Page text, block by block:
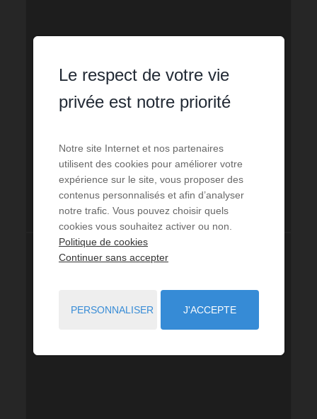
Le respect de votre vie
privée est notre priorité
Notre site Internet et nos partenaires
utilisent des cookies pour améliorer votre
expérience sur le site, vous proposer des
contenus personnalisés et afin d’analyser
notre trafic. Vous pouvez choisir quels
cookies vous souhaitez activer ou non.
Politique de cookies
Continuer sans accepter
PERSONNALISER J'ACCEPTE